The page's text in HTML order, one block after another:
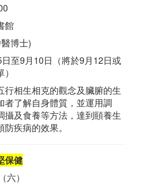
館
博士)
至9月10日（將於9月12日或
行相生相克的觀念及臟腑的生
者了解自身體質，並運用調
攝及食養等方法，達到頤養生
疾病的效果。
保健
六）